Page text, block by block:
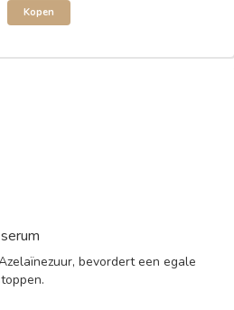
Kopen
bevordert een egale